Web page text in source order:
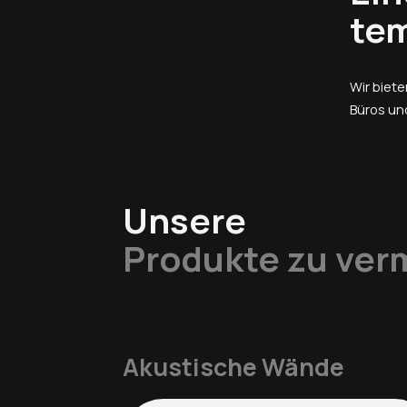
Wir
Büros
Unsere
Produkte zu
Akustische Wände